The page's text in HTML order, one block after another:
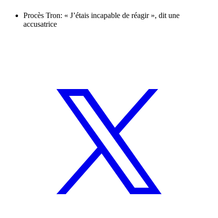
Procès Tron: « J’étais incapable de réagir », dit une
accusatrice